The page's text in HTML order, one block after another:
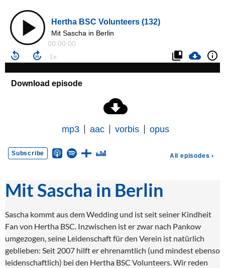
Mit Sascha in Berlin
Sascha kommt aus dem Wedding und ist seit seiner Kindheit
Fan von Hertha BSC. Inzwischen ist er zwar nach Pankow
umgezogen, seine Leidenschaft für den Verein ist natürlich
geblieben: Seit 2007 hilft er ehrenamtlich (und mindest ebenso
leidenschaftlich) bei den Hertha BSC Volunteers. Wir reden